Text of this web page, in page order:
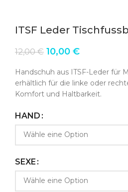
ITSF Leder
12,00€ Ursprünglicher
war:
12,00 €
10,00 €Aktueller
ist:
10,00 €.
Handschuh aus ITSF-Leder für
erhältlich für die linke oder
Komfort und Haltbarkeit.
HAND
SEXE